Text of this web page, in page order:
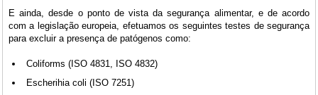
E ainda, desde o ponto de vista da segurança alimentar, e de acordo
com a legislação europeia, efetuamos os seguintes testes de segurança
para excluir a presença de patógenos como:
Coliforms (ISO 4831, ISO 4832)
Escherihia coli (ISO 7251)